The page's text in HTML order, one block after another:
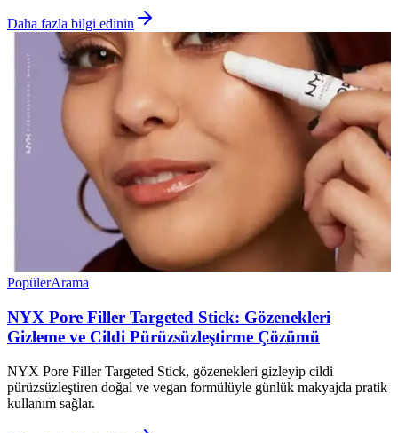
Daha fazla bilgi edinin
PopülerArama
NYX Pore Filler Targeted Stick: Gözenekleri
Gizleme ve Cildi Pürüzsüzleştirme Çözümü
NYX Pore Filler Targeted Stick, gözenekleri gizleyip cildi
pürüzsüzleştiren doğal ve vegan formülüyle günlük makyajda pratik
kullanım sağlar.